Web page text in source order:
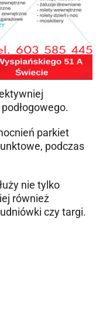
parkiet
podczas
nie tylko
również
czy targi.